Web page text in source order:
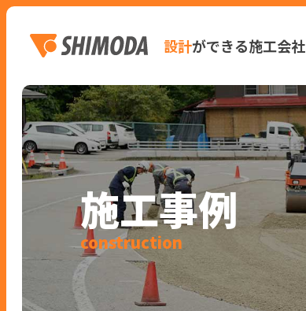
設計ができる施工会社
施工事例
construction